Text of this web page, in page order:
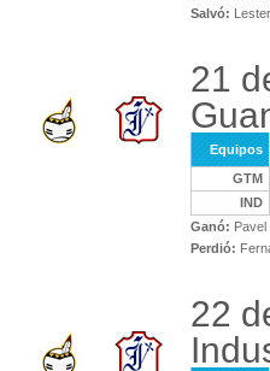
Salvó:
21
Equipos
GTM
IND
Ganó:
Perdió:
22